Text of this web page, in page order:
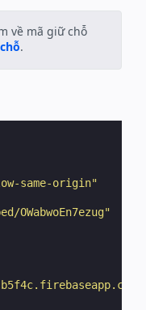
về mã giữ chỗ
.
same-origin"
OWabwoEn7ezug"